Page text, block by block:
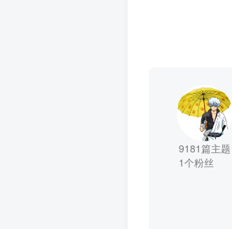
9181篇主题
1个粉丝